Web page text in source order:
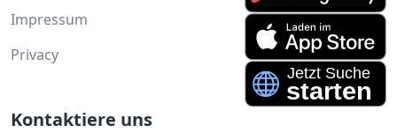
Impressum
Privacy
Kontaktiere uns